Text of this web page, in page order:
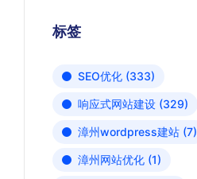
标签
SEO优化 (333)
响应式网站建设 (329)
漳州wordpress建站 (7)
漳州网站优化 (1)